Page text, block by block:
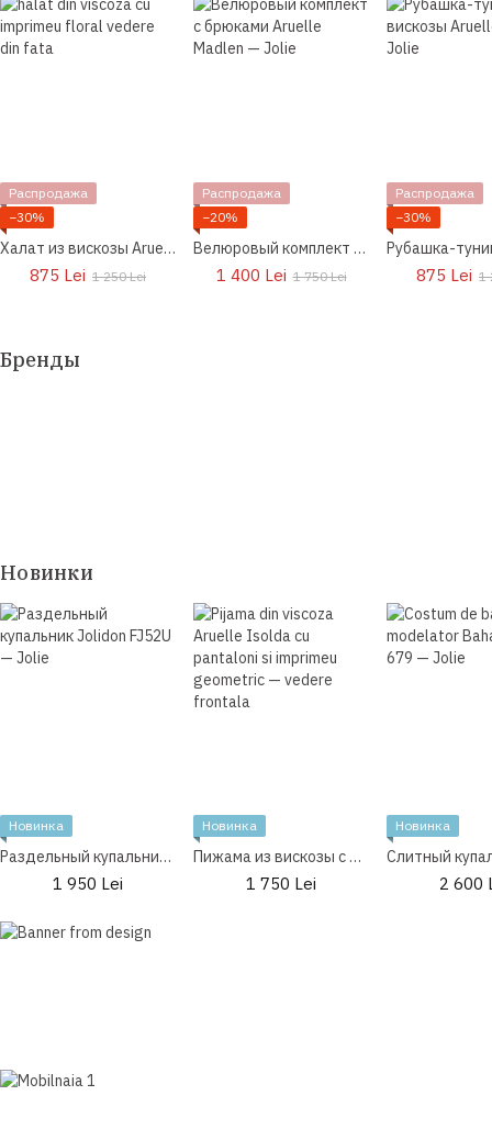
Распродажа
−30%
Халат из вискозы Aruelle Harmony
875 Lei 1 250 Lei
Распродажа
−20%
Велюровый комплект с брюками Aruelle Madlen
1 400 Lei 1 750 Lei
Распродажа
−30%
875 Lei 1
Бренды
Новинки
Новинка
Раздельный купальник Jolidon FJ52U
1 950 Lei
Новинка
Пижама из вискозы с брюками Aruelle Isolda
1 750 Lei
Новинка
2 600